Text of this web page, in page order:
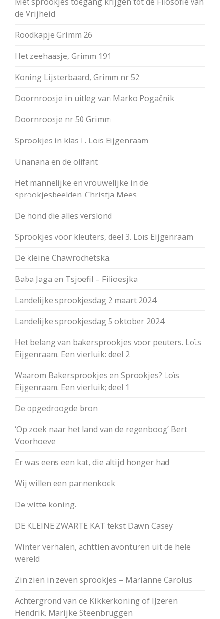
Met sprookjes toegang krijgen tot de Filosofie van
de Vrijheid
Roodkapje Grimm 26
Het zeehaasje, Grimm 191
Koning Lijsterbaard, Grimm nr 52
Doornroosje in uitleg van Marko Pogačnik
Doornroosje nr 50 Grimm
Sprookjes in klas I . Loïs Eijgenraam
Unanana en de olifant
Het mannelijke en vrouwelijke in de
sprookjesbeelden. Christja Mees
De hond die alles verslond
Sprookjes voor kleuters, deel 3. Loïs Eijgenraam
De kleine Chawrochetska.
Baba Jaga en Tsjoefil – Filioesjka
Landelijke sprookjesdag 2 maart 2024
Landelijke sprookjesdag 5 oktober 2024
Het belang van bakersprookjes voor peuters. Loϊs
Eijgenraam. Een vierluik: deel 2
Waarom Bakersprookjes en Sprookjes? Loïs
Eijgenraam. Een vierluik; deel 1
De opgedroogde bron
‘Op zoek naar het land van de regenboog’ Bert
Voorhoeve
Er was eens een kat, die altijd honger had
Wij willen een pannenkoek
De witte koning.
DE KLEINE ZWARTE KAT tekst Dawn Casey
Winter verhalen, achttien avonturen uit de hele
wereld
Zin zien in zeven sprookjes – Marianne Carolus
Achtergrond van de Kikkerkoning of IJzeren
Hendrik. Marijke Steenbruggen